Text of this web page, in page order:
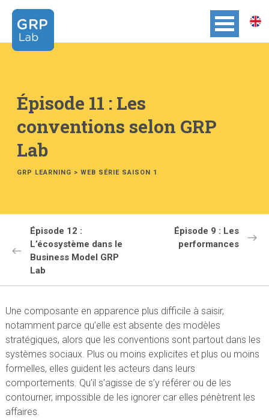
Épisode 11 : Les
conventions selon GRP
Lab
GRP LEARNING >WEB SÉRIE SAISON 1
Épisode 12 :
L’écosystème dans le
Business Model GRP
Lab
Épisode 9 : Les
performances
Une composante en apparence plus difficile à saisir,
notamment parce qu’elle est absente des modèles
stratégiques, alors que les conventions sont partout dans les
systèmes sociaux. Plus ou moins explicites et plus ou moins
formelles, elles guident les acteurs dans leurs
comportements. Qu’il s’agisse de s’y référer ou de les
contourner, impossible de les ignorer car elles pénètrent les
affaires.